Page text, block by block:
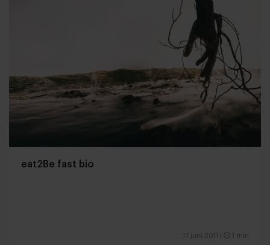
eat2Be fast bio
17 juni 2011 1 min